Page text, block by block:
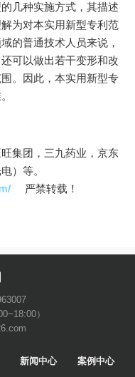
几种实施方式，其描述
为对本实用新型专利范
的普通技术人员来说，
可以做出若干变形和改
。因此，本实用新型专
集团，三九药业，京东
）等。
严禁转载！
）
新闻中心 案例中心